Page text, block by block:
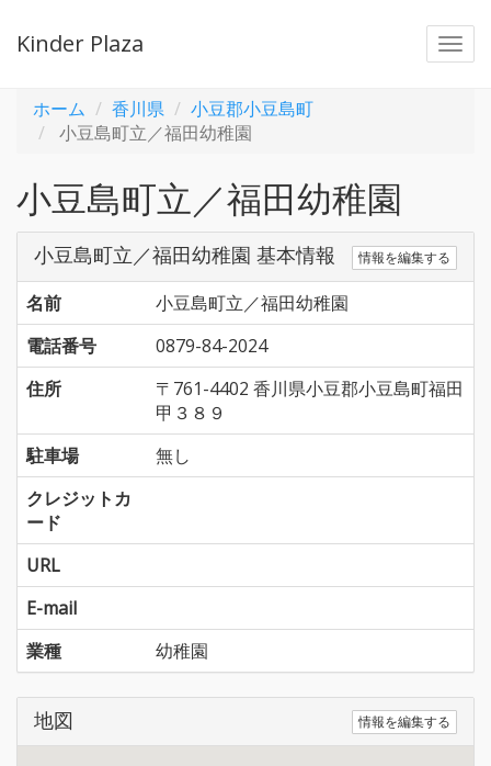
Kinder Plaza
ホーム 香川県
小豆郡小豆島町
小豆島町立／福田幼稚園
小豆島町立／福田幼稚園
小豆島町立／福田幼稚園 基本情報 情報を編集する
名前
小豆島町立／福田幼稚園
電話番号
0879-84-2024
住所
〒761-4402 香川県小豆郡小豆島町福田
甲３８９
駐車場
無し
クレジットカ
ード
URL
E-mail
業種
幼稚園
地図 情報を編集する